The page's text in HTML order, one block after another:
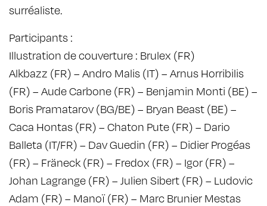
surréaliste.
Participants :
Illustration de couverture : Brulex (FR)
Alkbazz (FR) – Andro Malis (IT) – Arnus Horribilis
(FR) – Aude Carbone (FR) – Benjamin Monti (BE) –
Boris Pramatarov (BG/BE) – Bryan Beast (BE) –
Caca Hontas (FR) – Chaton Pute (FR) – Dario
Balleta (IT/FR) – Dav Guedin (FR) – Didier Progéas
(FR) – Fräneck (FR) – Fredox (FR) – Igor (FR) –
Johan Lagrange (FR) – Julien Sibert (FR) – Ludovic
Adam (FR) – Manoï (FR) – Marc Brunier Mestas